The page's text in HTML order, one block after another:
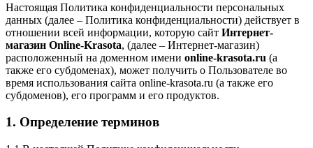
Настоящая Политика конфиденциальности персональных
данных (далее – Политика конфиденциальности) действует в
отношении всей информации, которую сайт Интернет-
магазин Online-Krasota, (далее – Интернет-магазин)
расположенный на доменном имени online-krasota.ru (а
также его субдоменах), может получить о Пользователе во
время использования сайта online-krasota.ru (а также его
субдоменов), его программ и его продуктов.
1. Определение терминов